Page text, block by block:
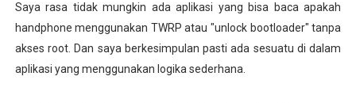
Saya rasa tidak mungkin ada aplikasi yang bisa baca apakah
handphone menggunakan TWRP atau "unlock bootloader" tanpa
akses root. Dan saya berkesimpulan pasti ada sesuatu di dalam
aplikasi yang menggunakan logika sederhana.